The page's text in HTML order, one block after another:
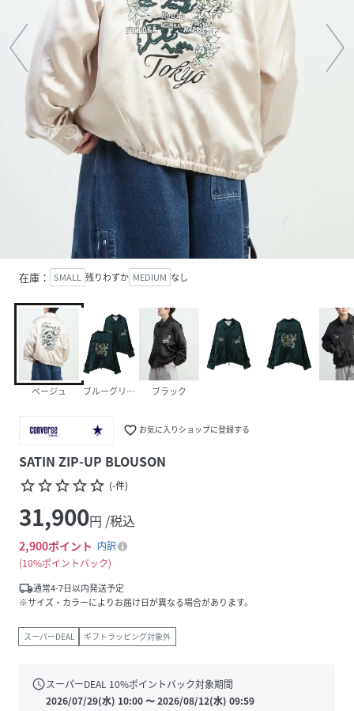
在庫： SMALL 残りわずか MEDIUM なし
ベージュ ブルーグリーン ブラック
favorite_border お気に入りショップに登録する
SATIN ZIP-UP BLOUSON
star_borderstar_borderstar_borderstar_borderstar_border (-件)
31,900円 /税込
2,900ポイント 内訳
10%ポイントバック
local_shipping通常4-7日以内発送予定
※サイズ・カラーによりお届け日が異なる場合があります。
スーパーDEAL ギフトラッピング対象外
scheduleスーパーDEAL 10%ポイントバック対象期間
2026/07/29(水) 10:00〜2026/08/12(水) 09:59